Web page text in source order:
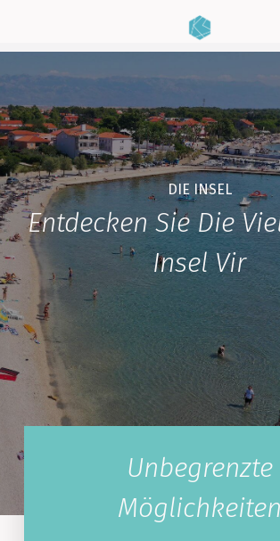
DIE INSEL
Entdecken Sie Die
Insel Vir
Unbegrenzte
Möglichkeiten